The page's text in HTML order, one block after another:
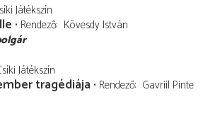
Játékszín
Rendező Kövesdy István
Játékszín
tragédiája Rendező Gavriil Pinte